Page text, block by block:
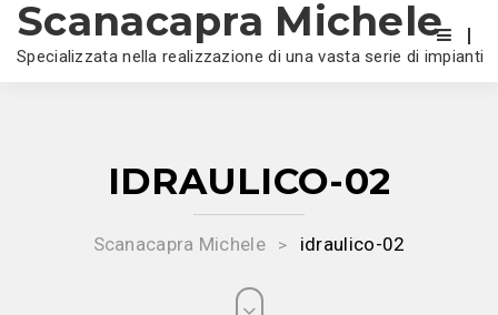
Scanacapra Michele
Specializzata nella realizzazione di una vasta serie di impianti
IDRAULICO-02
Scanacapra Michele > idraulico-02